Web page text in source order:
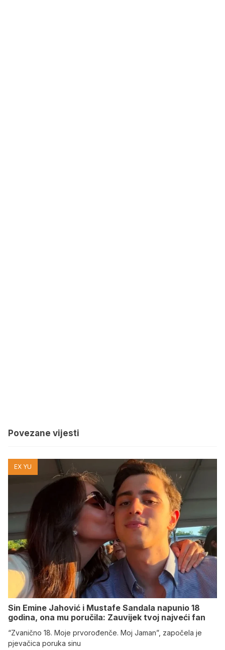
Povezane vijesti
EX YU
Sin Emine Jahović i Mustafe Sandala napunio 18
godina, ona mu poručila: Zauvijek tvoj najveći fan
“Zvanično 18. Moje prvorođenče. Moj Jaman”, započela je
pjevačica poruka sinu